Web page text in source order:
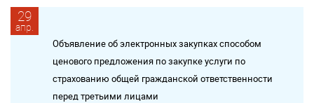
29
апр.
Объявление об электронных закупках способом
ценового предложения по закупке услуги по
страхованию общей гражданской ответственности
перед третьими лицами